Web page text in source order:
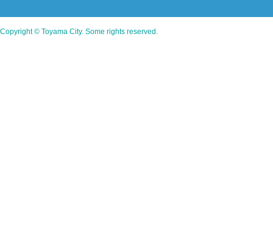
Copyright © Toyama City. Some rights reserved.